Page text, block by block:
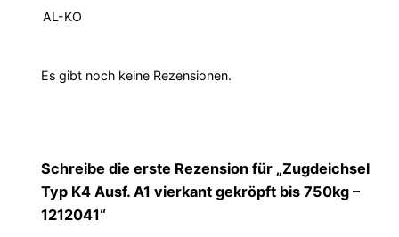
AL-KO
Es gibt noch keine Rezensionen.
Schreibe die erste Rezension für „Zugdeichsel
Typ K4 Ausf. A1 vierkant gekröpft bis 750kg –
1212041“